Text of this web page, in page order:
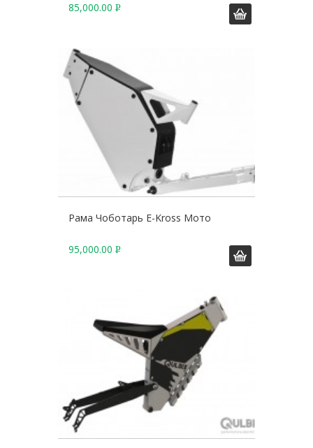
85,000.00 Р
Рама Чоботарь E-Kross Мото
95,000.00 Р